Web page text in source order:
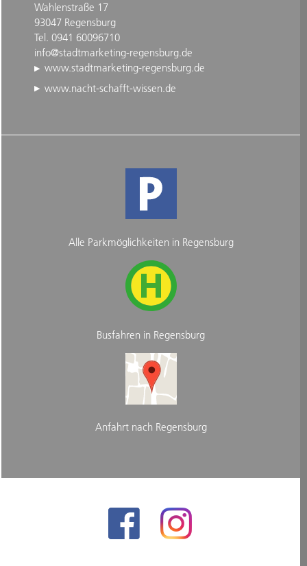
Wahlenstraße 17
93047 Regensburg
Tel. 0941 60096710
info@stadtmarketing-regensburg.de
www.stadtmarketing-regensburg.de
www.nacht-schafft-wissen.de
Alle Parkmöglichkeiten in Regensburg
Busfahren in Regensburg
Anfahrt nach Regensburg